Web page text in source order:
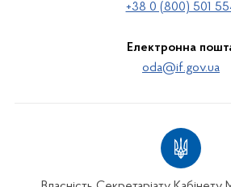
+38 0 (800) 501
Електронна
oda@if.gov.ua